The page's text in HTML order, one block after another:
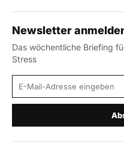
Newsletter
Das wöchentliche Briefing
Stress
E-Mail-Adresse